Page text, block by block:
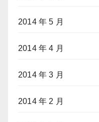
2014 年 5 月
2014 年 4 月
2014 年 3 月
2014 年 2 月